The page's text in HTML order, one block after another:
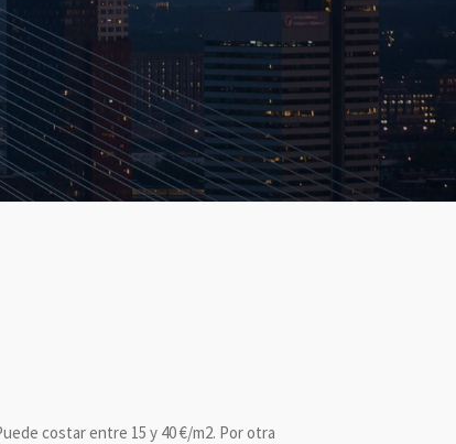
costar entre 15 y 40 €/m2. Por otra